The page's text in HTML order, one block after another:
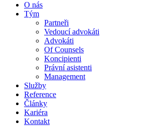
O nás
Tým
Partneři
Vedoucí advokáti
Advokáti
Of Counsels
Koncipienti
Právní asistenti
Management
Služby
Reference
Články
Kariéra
Kontakt